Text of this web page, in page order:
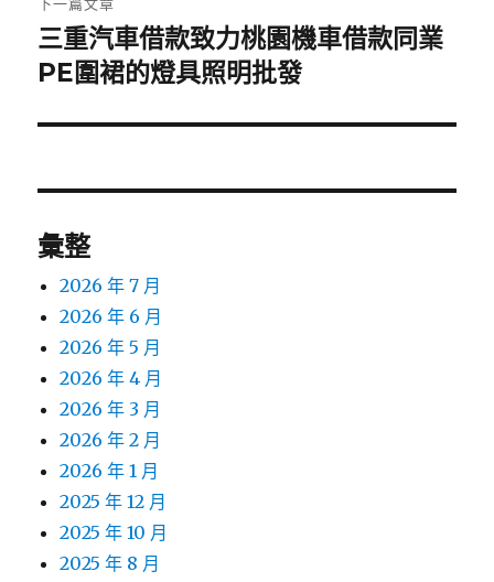
下
一
文
三重汽車借款致力桃園機車借款同業
PE圍裙的燈具照明批發
彙整
2026 年 7 月
2026 年 6 月
2026 年 5 月
2026 年 4 月
2026 年 3 月
2026 年 2 月
2026 年 1 月
2025 年 12 月
2025 年 10 月
2025 年 8 月